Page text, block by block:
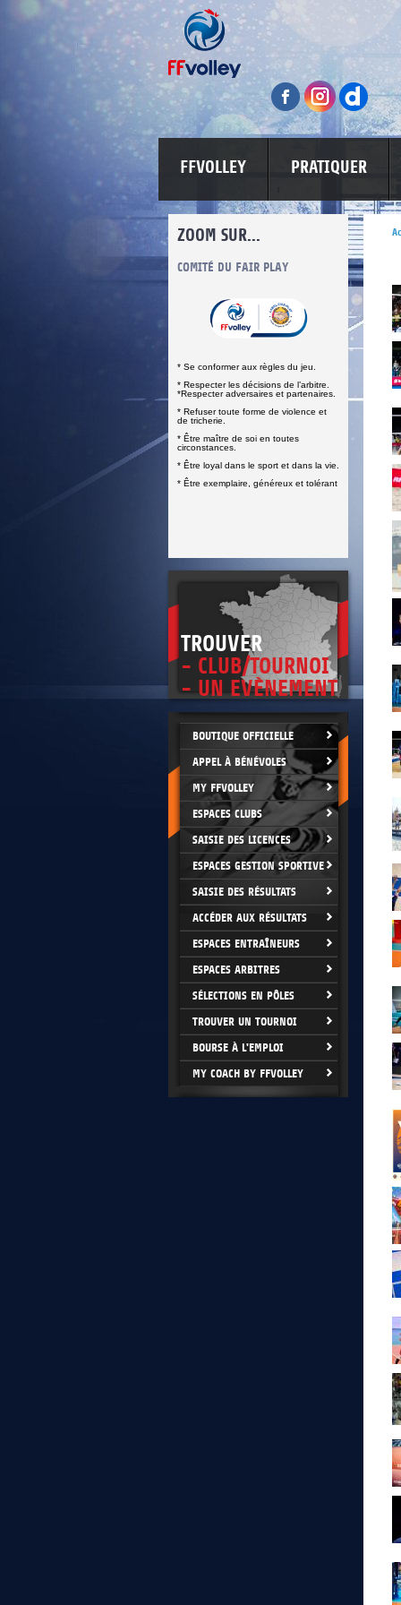
FFVOLLEY PRATIQUER
ZOOM SUR...
* Être loyal dans le sport et dans la vie.
LUTTE CONTRE LES VIOLENCES MA PETITE
TROUVER
- CLUB/TOURNOI
- UN EVÈNEMENT
BOUTIQUE OFFICIELLE
APPEL À BÉNÉVOLES
MY FFVOLLEY
ESPACES CLUBS
SAISIE DES LICENCES
ESPACES GESTION SPORTIVE
SAISIE DES RÉSULTATS
ACCÉDER AUX RÉSULTATS
ESPACES ENTRAÎNEURS
ESPACES ARBITRES
SÉLECTIONS EN PÔLES
TROUVER UN TOURNOI
BOURSE À L'EMPLOI
MY COACH BY FFVOLLEY